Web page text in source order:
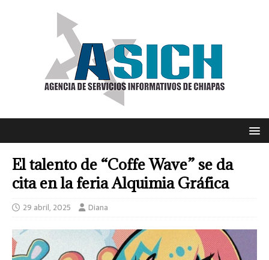
El talento de “Coffe Wave” se da
cita en la feria Alquimia Gráfica
29 abril, 2025 Diana